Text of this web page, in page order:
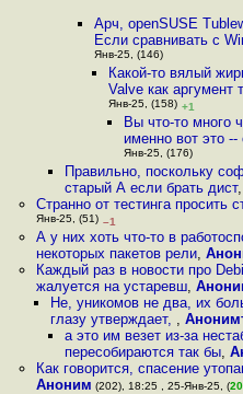
Арч, openSUSE
Если сравнивать с
Янв-25, (146)
Какой-то вялый
Valve как аргумент
Янв-25, (158) +1
Вы что-то много
именно вот это --
Янв-25, (176)
Правильно, поскольку
старый А если брать дист
Странно от тестинга просить
Янв-25, (51) –1
А у них хоть что-то в
некоторых пакетов рели,
Каждый раз в новости про
жалуется на устаревш,
Не, уникомов не два, их
глазу утверждает, ,
а это им везет из-за
пересобираются так бы,
Как говорится, спасение
Аноним (202), 18:25 , 25-Янв-25, (